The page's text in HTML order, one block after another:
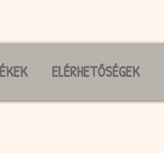
ELÉRHETŐSÉGEK